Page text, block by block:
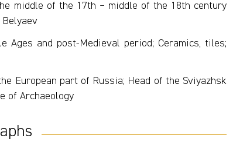
middle of the 17th – middle of the 18th century
Belyaev
Ages and post-Medieval period; Ceramics, tiles;
European part of Russia; Head of the Sviyazhsk
of Archaeology